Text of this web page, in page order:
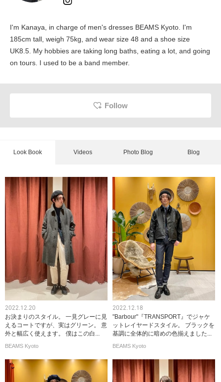
I'm Kanaya, in charge of men's dresses BEAMS Kyoto. I'm
185cm tall, weigh 75kg, and wear size 48 and a shoe size
UK8.5. My hobbies are taking long baths, eating a lot, and going
on tours. I used to be a band member.
Follow
Look Book Videos Photo Blog Blog
2022.12.20
お決まりのスタイル。 一見グレーに見
えるコートですが、実はグリーン。 意
外と幅広く使えます。 僕はこの白...
BEAMS Kyoto
2022.12.18
"Barbour"『TRANSPORT』でジャケ
ットレイヤードスタイル。 ブラックを
基調に全体的に暗めの色揃えました...
BEAMS Kyoto